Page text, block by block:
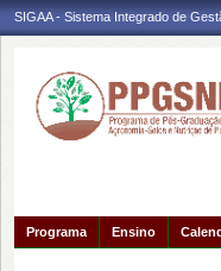
SIGAA - Sistema Integrado de
Programa Ensino